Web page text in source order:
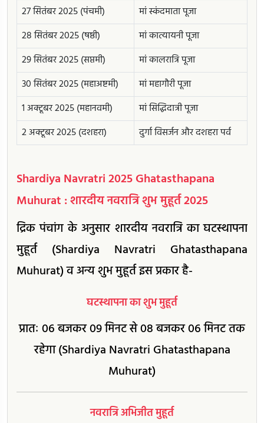
27 सितंबर 2025 (पंचमी)
मां स्कंदमाता पूजा
28 सितंबर 2025 (षष्ठी)
मां कात्यायनी पूजा
29 सितंबर 2025 (सप्तमी)
मां कालरात्रि पूजा
30 सितंबर 2025 (महाअष्टमी)
मां महागौरी पूजा
1 अक्टूबर 2025 (महानवमी)
मां सिद्धिदात्री पूजा
2 अक्टूबर 2025 (दशहरा)
दुर्गा विसर्जन और दशहरा पर्व
Shardiya Navratri 2025 Ghatasthapana
Muhurat : शारदीय नवरात्रि शुभ मुहूर्त 2025
द्रिक पंचांग के अनुसार शारदीय नवरात्रि का घटस्थापना
मुहूर्त (Shardiya Navratri Ghatasthapana
Muhurat) व अन्य शुभ मुहूर्त इस प्रकार है-
घटस्थापना का शुभ मुहूर्त
प्रातः 06 बजकर 09 मिनट से 08 बजकर 06 मिनट तक
रहेगा (Shardiya Navratri Ghatasthapana
Muhurat)
नवरात्रि अभिजीत मुहूर्त